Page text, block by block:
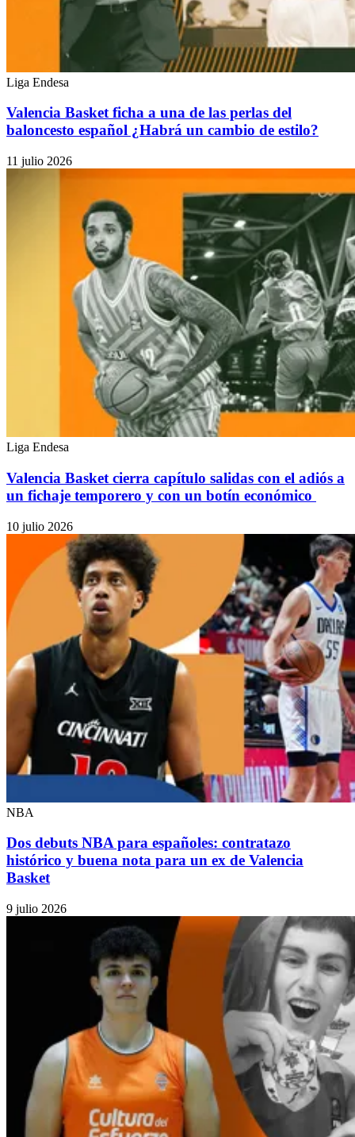
Liga Endesa
Valencia Basket ficha a una de las perlas del
baloncesto español ¿Habrá un cambio de estilo?
11 julio 2026
Liga Endesa
Valencia Basket cierra capítulo salidas con el adiós a
un fichaje temporero y con un botín económico
10 julio 2026
NBA
Dos debuts NBA para españoles: contratazo
histórico y buena nota para un ex de Valencia
Basket
9 julio 2026